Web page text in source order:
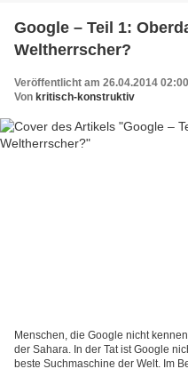
Google – Teil 1:
Weltherrscher?
Veröffentlicht am 26.04.2014 02:00
Von kritisch-konstruktiv
Menschen, die Google nicht
der Sahara. In der Tat ist Google
beste Suchmaschine der Welt. Im